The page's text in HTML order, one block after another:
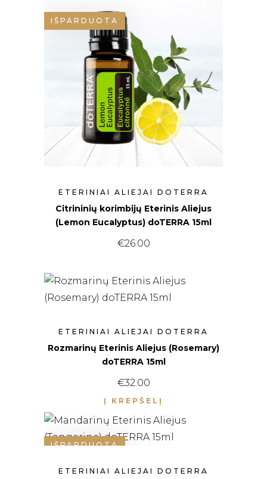
IŠPARDUOTA
ETERINIAI ALIEJAI DOTERRA
Citrininių korimbijų Eterinis Aliejus
(Lemon Eucalyptus) doTERRA 15ml
€26.00
ETERINIAI ALIEJAI DOTERRA
Rozmarinų Eterinis Aliejus (Rosemary)
doTERRA 15ml
€32.00
Į KREPŠELĮ
IŠPARDUOTA
ETERINIAI ALIEJAI DOTERRA